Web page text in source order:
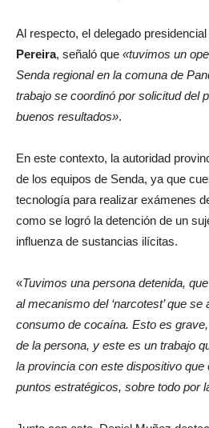
Al respecto, el delegado
Pereira, señaló que «tuvimos un
Senda regional en la comuna de
trabajo se coordinó por solicitud del
buenos resultados».
En este contexto, la autoridad
de los equipos de Senda, ya que
tecnología para realizar exámenes
como se logró la detención de un
influenza de sustancias ilícitas.
«Tuvimos una persona detenida,
al mecanismo del ‘narcotest’ que
consumo de cocaína. Esto es
de la persona, y este es un trabajo
la provincia con este dispositivo que
puntos estratégicos, sobre todo por